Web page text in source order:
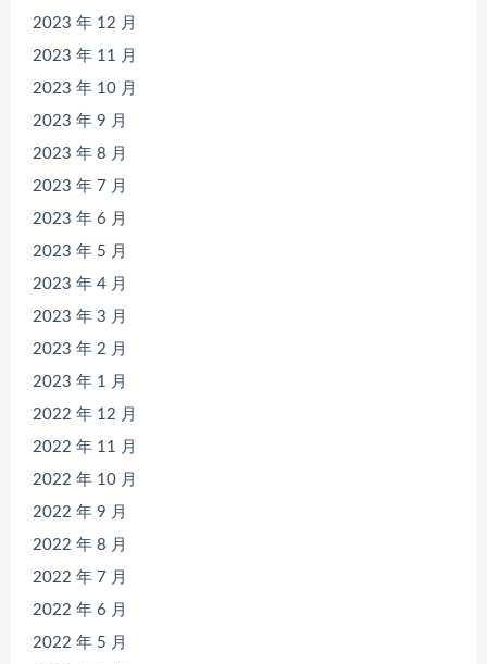
2023 年 12 月
2023 年 11 月
2023 年 10 月
2023 年 9 月
2023 年 8 月
2023 年 7 月
2023 年 6 月
2023 年 5 月
2023 年 4 月
2023 年 3 月
2023 年 2 月
2023 年 1 月
2022 年 12 月
2022 年 11 月
2022 年 10 月
2022 年 9 月
2022 年 8 月
2022 年 7 月
2022 年 6 月
2022 年 5 月